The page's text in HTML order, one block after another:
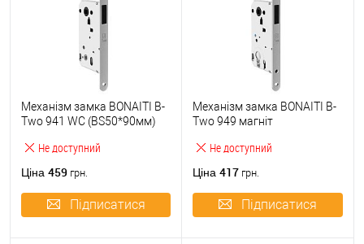
Не доступний
Механізм замка BONAITI B-
Two 941 WC (BS50*90мм)
Ціна 459 грн.
Підписатися
Не доступний
Механізм замка BONAITI B-
Two 949 магніт
Ціна 417 грн.
Підписатися